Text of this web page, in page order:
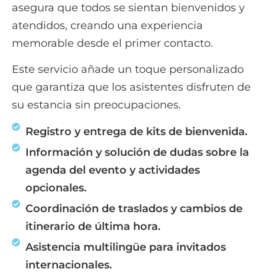
asegura que todos se sientan bienvenidos y
atendidos, creando una experiencia
memorable desde el primer contacto.
Este servicio añade un toque personalizado
que garantiza que los asistentes disfruten de
su estancia sin preocupaciones.
Registro y entrega de kits de bienvenida.
Información y solución de dudas sobre la
agenda del evento y actividades
opcionales.
Coordinación de traslados y cambios de
itinerario de última hora.
Asistencia multilingüe para invitados
internacionales.